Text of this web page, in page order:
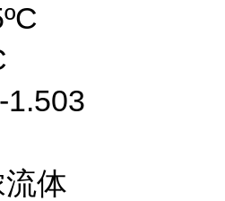
1.503
体